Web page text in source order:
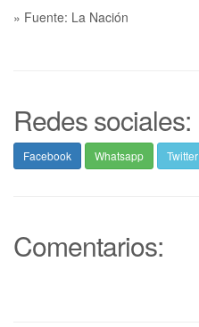
» Fuente: La Nación
Redes sociales:
Facebook Whatsapp Twitter
Comentarios: